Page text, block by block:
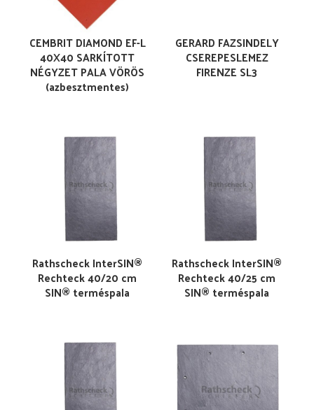
CEMBRIT DIAMOND EF-L
40X40 SARKÍTOTT
NÉGYZET PALA VÖRÖS
(azbesztmentes)
GERARD FAZSINDELY
CSEREPESLEMEZ
FIRENZE SL3
Rathscheck InterSIN®
Rechteck 40/20 cm
SIN® terméspala
Rathscheck InterSIN®
Rechteck 40/25 cm
SIN® terméspala